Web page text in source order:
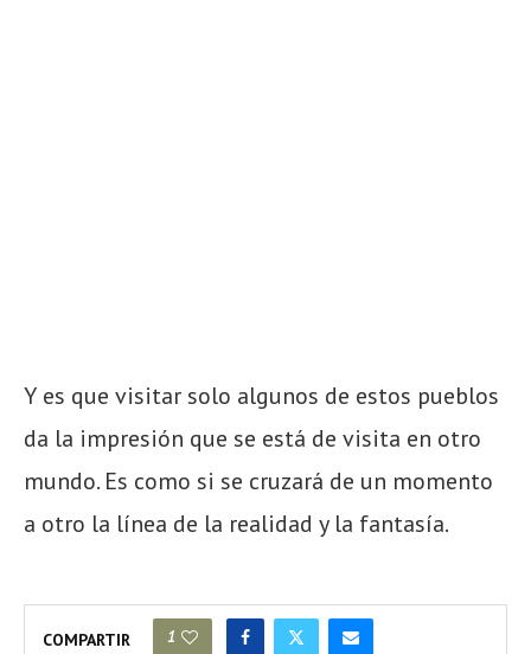
Y es que visitar solo algunos de estos pueblos
da la impresión que se está de visita en otro
mundo. Es como si se cruzará de un momento
a otro la línea de la realidad y la fantasía.
COMPARTIR 1